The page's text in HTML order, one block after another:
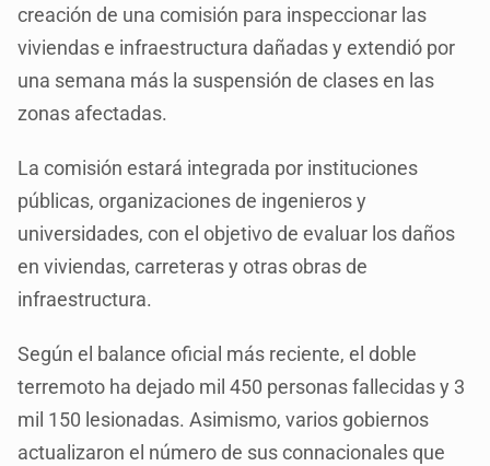
creación de una comisión para inspeccionar las
viviendas e infraestructura dañadas y extendió por
una semana más la suspensión de clases en las
zonas afectadas.
La comisión estará integrada por instituciones
públicas, organizaciones de ingenieros y
universidades, con el objetivo de evaluar los daños
en viviendas, carreteras y otras obras de
infraestructura.
Según el balance oficial más reciente, el doble
terremoto ha dejado mil 450 personas fallecidas y 3
mil 150 lesionadas. Asimismo, varios gobiernos
actualizaron el número de sus connacionales que